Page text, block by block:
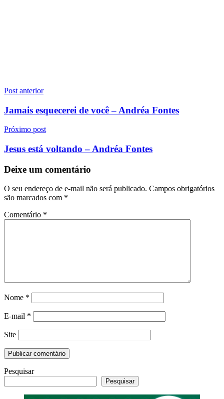
Navegação
de
Post anterior
Jamais esquecerei de você – Andréa Fontes
Próximo post
Jesus está voltando – Andréa Fontes
Deixe um comentário
O seu endereço de e-mail não será publicado. Campos obrigatórios
são marcados com *
Comentário *
Nome *
E-mail *
Site
Pesquisar
Pesquisar